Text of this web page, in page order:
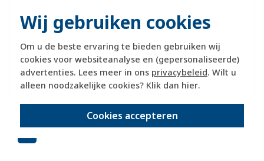
Wij gebruiken cookies
Om u de beste ervaring te bieden gebruiken wij
cookies voor websiteanalyse en (gepersonaliseerde)
advertenties. Lees meer in ons privacybeleid. Wilt u
alleen noodzakelijke cookies? Klik dan hier.
Cookies accepteren
1-2 weken
0 stuk(s)
119,95 +
-